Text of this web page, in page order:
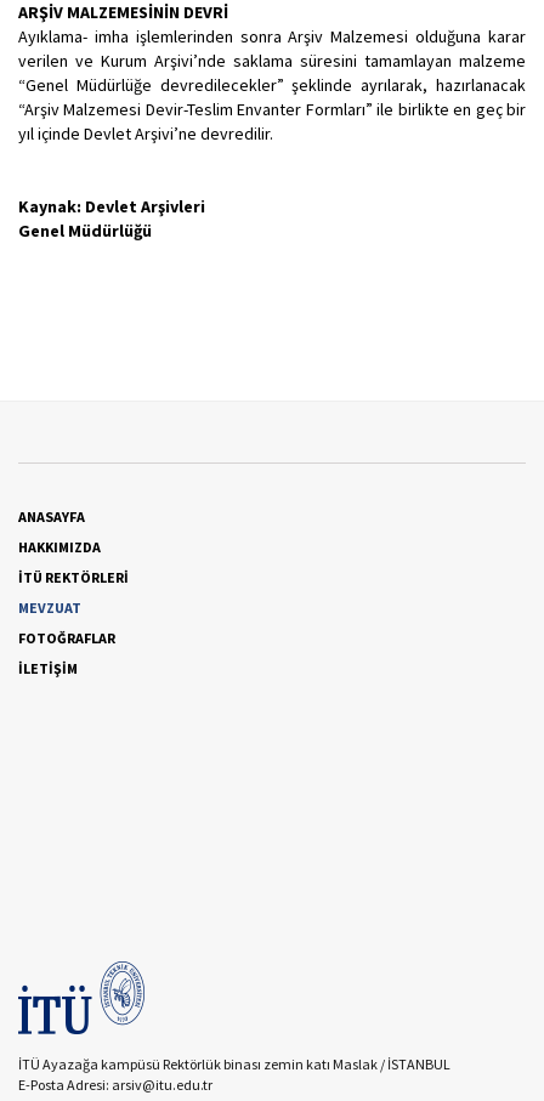
ARŞİV MALZEMESİNİN DEVRİ
Ayıklama- imha işlemlerinden sonra Arşiv Malzemesi olduğuna karar
verilen ve Kurum Arşivi’nde saklama süresini tamamlayan malzeme
“Genel Müdürlüğe devredilecekler” şeklinde ayrılarak, hazırlanacak
“Arşiv Malzemesi Devir-Teslim Envanter Formları” ile birlikte en geç bir
yıl içinde Devlet Arşivi’ne devredilir.
Kaynak: Devlet Arşivleri
Genel Müdürlüğü
ANASAYFA
HAKKIMIZDA
İTÜ REKTÖRLERİ
MEVZUAT
FOTOĞRAFLAR
İLETİŞİM
İTÜ Ayazağa kampüsü Rektörlük binası zemin katı Maslak / İSTANBUL
E-Posta Adresi: arsiv@itu.edu.tr